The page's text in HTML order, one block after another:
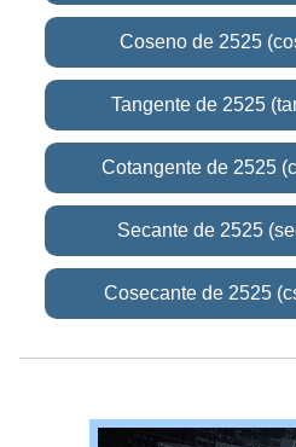
Coseno de 2525
Tangente de 2525
Cotangente de 2525
Secante de 2525
Cosecante de 2525